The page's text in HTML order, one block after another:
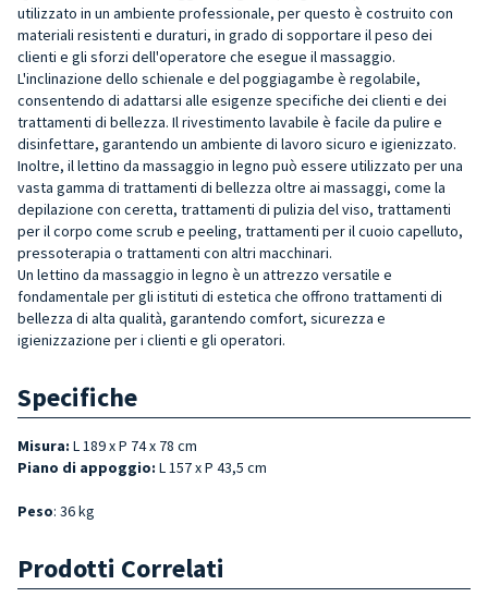
utilizzato in un ambiente professionale, per questo è costruito con
materiali resistenti e duraturi, in grado di sopportare il peso dei
clienti e gli sforzi dell'operatore che esegue il massaggio.
L'inclinazione dello schienale e del poggiagambe è regolabile,
consentendo di adattarsi alle esigenze specifiche dei clienti e dei
trattamenti di bellezza. Il rivestimento lavabile è facile da pulire e
disinfettare, garantendo un ambiente di lavoro sicuro e igienizzato.
Inoltre, il lettino da massaggio in legno può essere utilizzato per una
vasta gamma di trattamenti di bellezza oltre ai massaggi, come la
depilazione con ceretta, trattamenti di pulizia del viso, trattamenti
per il corpo come scrub e peeling, trattamenti per il cuoio capelluto,
pressoterapia o trattamenti con altri macchinari.
Un lettino da massaggio in legno è un attrezzo versatile e
fondamentale per gli istituti di estetica che offrono trattamenti di
bellezza di alta qualità, garantendo comfort, sicurezza e
igienizzazione per i clienti e gli operatori.
Specifiche
Misura: L 189 x P 74 x 78 cm
Piano di appoggio: L 157 x P 43,5 cm
Peso: 36 kg
Prodotti Correlati